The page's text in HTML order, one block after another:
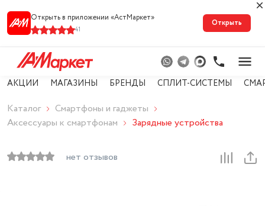
Открыть в приложении «АстМарке‪т‬»
41
Открыть
АКЦИИ МАГАЗИНЫ БРЕНДЫ СПЛИТ-СИСТЕМЫ
Каталог
Смартфоны и гаджеты
Аксессуары к смартфонам
Зарядные устройства
нет отзывов